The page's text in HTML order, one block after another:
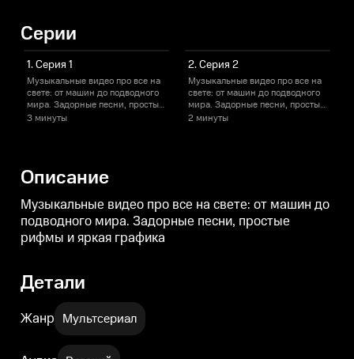
Серии
1. Серия 1
Музыкальные видео про все на
свете: от машин до подводного
мира. Задорные песни, простые
рифмы и яркая графика
3 минуты
2. Серия 2
Музыкальные видео про все на
свете: от машин до подводного
мира. Задорные песни, простые
рифмы и яркая графика
2 минуты
Описание
Музыкальные видео про все на свете: от машин до
подводного мира. Задорные песни, простые
рифмы и яркая графика
Детали
Жанр Мультсериал